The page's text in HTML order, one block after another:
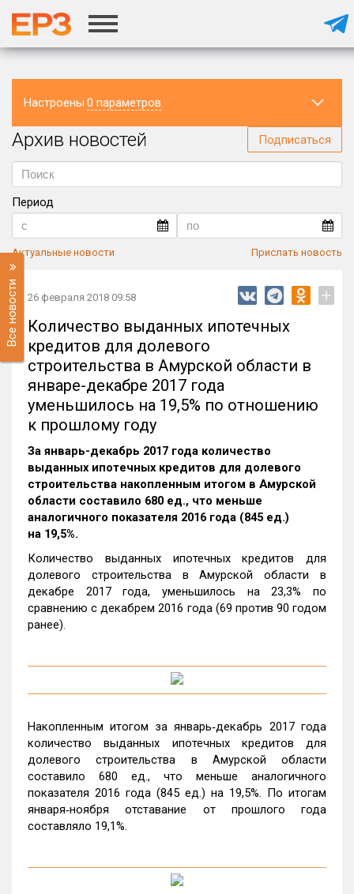
Настроены 0 параметров
Регион
Архив новостей Подписаться
Период
Актуальные новости Прислать новость
Все новости 26 февраля 2018 09:58 +
Количество выданных ипотечных
кредитов для долевого
строительства в Амурской области в
январе-декабре 2017 года
уменьшилось на 19,5% по отношению
к прошлому году
За январь-декабрь 2017 года количество
выданных ипотечных кредитов для долевого
строительства накопленным итогом в Амурской
области составило 680 ед., что меньше
аналогичного показателя 2016 года (845 ед.)
на 19,5%.
Количество выданных ипотечных кредитов для
долевого строительства в Амурской области в
декабре 2017 года, уменьшилось на 23,3% по
сравнению с декабрем 2016 года (69 против 90 годом
ранее).
Накопленным итогом за январь‑декабрь 2017 года
количество выданных ипотечных кредитов для
долевого строительства в Амурской области
составило 680 ед., что меньше аналогичного
показателя 2016 года (845 ед.) на 19,5%. По итогам
января‑ноября отставание от прошлого года
составляло 19,1%.